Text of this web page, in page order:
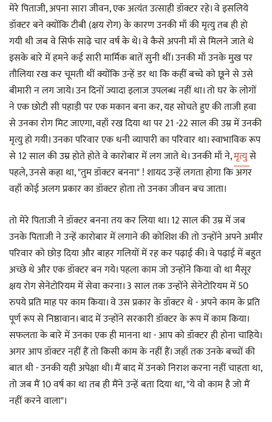
मेरे पिताजी, अपना सारा जीवन, एक अत्यंत उत्साही डॉक्टर रहे। वे इसलिये
डॉक्टर बने क्योंकि टीबी (क्षय रोग) के कारण उनकी माँ की मृत्यु तब ही हो
गयी थी जब वे सिर्फ साढ़े चार वर्ष के थे। वे कैसे अपनी माँ से मिलने जाते थे
इसके बारे में हमने कई सारी मार्मिक बातें सुनी थीं। उनकी माँ उनके मुख पर
तौलिया रख कर चूमती थीं क्योंकि उन्हें डर था कि कहीं बच्चे को छूने से उसे
बीमारी न लग जाये। उन दिनों ज्यादा इलाज उपलब्ध नहीं था। तो घर के लोगों
ने एक छोटी सी पहाड़ी पर एक मकान बना कर, यह सोचते हुए की ताजी हवा
से उनका रोग मिट जाएगा, वहाँ रख दिया था पर 21 -22 साल की उम्र में उनकी
मृत्यु हो गयी। उनका परिवार एक धनी व्यापारी का परिवार था। स्वाभाविक रूप
से 12 साल की उम्र होते होते वे कारोबार में लग जाते थे। उनकी माँ ने,मृत्युसे
पहले, उनसे कहा था, "तुम डॉक्टर बनना" ! शायद उन्हें लगता होगा कि अगर
वहाँ कोई अलग प्रकार का डॉक्टर होता तो उनका जीवन बच जाता।
तो मेरे पिताजी ने डॉक्टर बनना तय कर लिया था। 12 साल की उम्र में जब
उनके पिताजी ने उन्हें कारोबार में लगाने की कोशिश की तो उन्होंने अपने अमीर
परिवार को छोड़ दिया और बाहर गलियों में रह कर पढ़ाई की। वे पढ़ाई में बहुत
अच्छे थे और एक डॉक्टर बन गये। पहला काम जो उन्होंने किया वो था मैसूर
क्षय रोग सेनेटोरियम में सेवा करना। 3 साल तक उन्होंने सेनेटोरियम में 50
रुपये प्रति माह पर काम किया। वे उस प्रकार के डॉक्टर थे - अपने काम के प्रति
पूर्ण रूप से निष्ठावान। बाद में उन्होंने सरकारी डॉक्टर के रूप में काम किया।
सफलता के बारे में उनका एक ही मानना था - आप को डॉक्टर ही होना चाहिये।
अगर आप डॉक्टर नहीं हैं तो किसी काम के नहीं हैं। जहाँ तक उनके बच्चों की
बात थी - उनकी यही अपेक्षा थी। मैं बाद में उनको निराश करना नहीं चाहता था,
तो जब मैं 10 वर्ष का था तब ही मैंने उन्हें बता दिया था, "ये वो काम है जो मैं
नहीं करने वाला"।